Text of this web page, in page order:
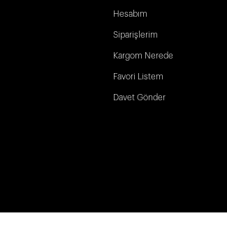
Hesabım
Siparişlerim
Kargom Nerede
Favori Listem
Davet Gönder